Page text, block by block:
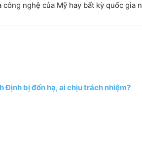
nghệ của Mỹ hay bất kỳ quốc gia
Định bị đốn hạ, ai chịu trách nhiệm?